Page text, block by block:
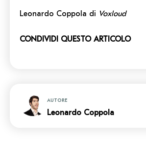
Leonardo Coppola di Voxloud
CONDIVIDI QUESTO ARTICOLO
AUTORE
Leonardo Coppola